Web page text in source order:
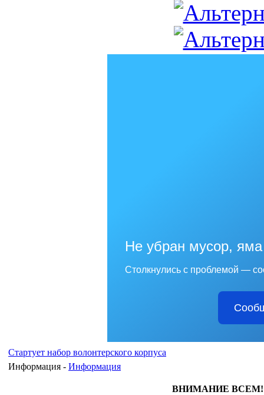
Не убран мусор,
Столкнулись с проблемой —
Стартует набор волонтерского корпуса
Информация - Информация
ВНИМАНИЕ